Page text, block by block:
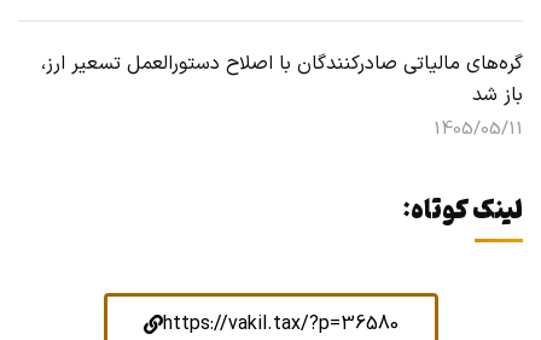
گره‌های مالیاتی صادرکنندگان با اصلاح دستورالعمل تسعیر ارز،
باز شد
1405/05/11
لینک کوتاه:
https://vakil.tax/?p=36580